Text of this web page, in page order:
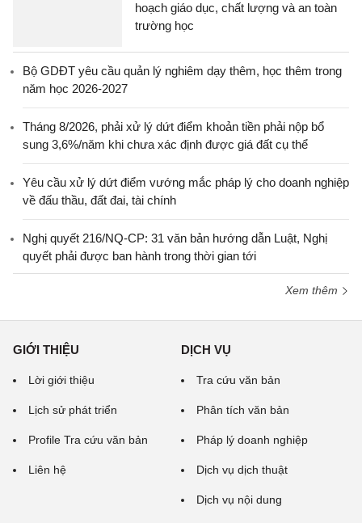
hoạch giáo dục, chất lượng và an toàn
trường học
Bộ GDĐT yêu cầu quản lý nghiêm dạy thêm, học thêm trong
năm học 2026-2027
Tháng 8/2026, phải xử lý dứt điểm khoản tiền phải nộp bổ
sung 3,6%/năm khi chưa xác định được giá đất cụ thể
Yêu cầu xử lý dứt điểm vướng mắc pháp lý cho doanh nghiệp
về đấu thầu, đất đai, tài chính
Nghị quyết 216/NQ-CP: 31 văn bản hướng dẫn Luật, Nghị
quyết phải được ban hành trong thời gian tới
Xem thêm
GIỚI THIỆU
Lời giới thiệu
Lịch sử phát triển
Profile Tra cứu văn bản
Liên hệ
DỊCH VỤ
Tra cứu văn bản
Phân tích văn bản
Pháp lý doanh nghiệp
Dịch vụ dịch thuật
Dịch vụ nội dung